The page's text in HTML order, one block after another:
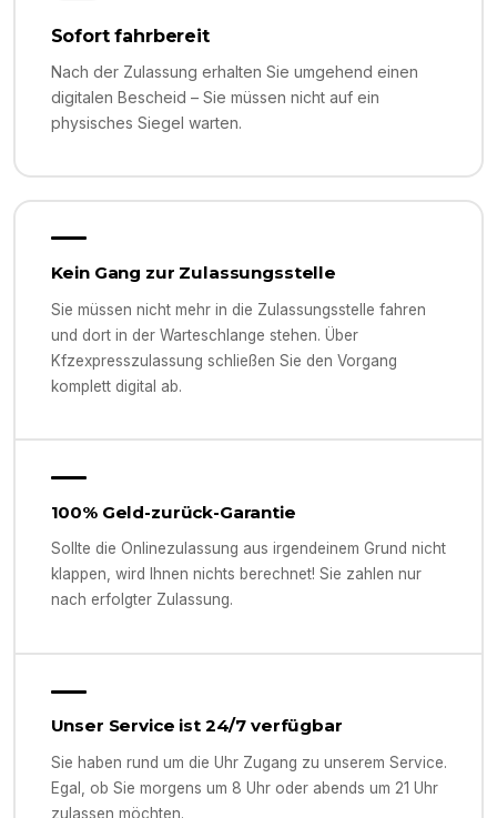
Sofort fahrbereit
Nach der Zulassung erhalten Sie umgehend einen
digitalen Bescheid – Sie müssen nicht auf ein
physisches Siegel warten.
Kein Gang zur Zulassungsstelle
Sie müssen nicht mehr in die Zulassungsstelle fahren
und dort in der Warteschlange stehen. Über
Kfzexpresszulassung schließen Sie den Vorgang
komplett digital ab.
100% Geld-zurück-Garantie
Sollte die Onlinezulassung aus irgendeinem Grund nicht
klappen, wird Ihnen nichts berechnet! Sie zahlen nur
nach erfolgter Zulassung.
Unser Service ist 24/7 verfügbar
Sie haben rund um die Uhr Zugang zu unserem Service.
Egal, ob Sie morgens um 8 Uhr oder abends um 21 Uhr
zulassen möchten.